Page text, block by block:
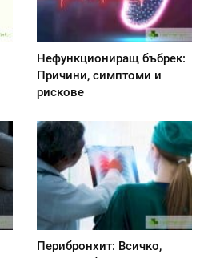
Нефункциониращ бъбрек:
Причини, симптоми и
рискове
Перибронхит: Всичко,